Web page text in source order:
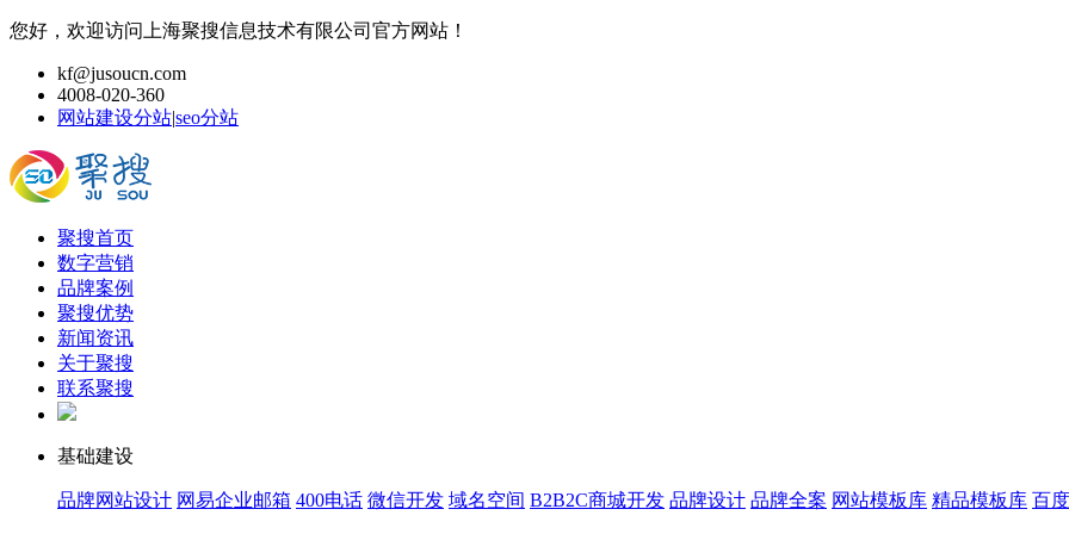
您好，欢迎访问上海聚搜信息技术有限公司官方网站！
kf@jusoucn.com
4008-020-360
网站建设分站|seo分站
聚搜首页
数字营销
品牌案例
聚搜优势
新闻资讯
关于聚搜
联系聚搜
基础建设
品牌网站设计 网易企业邮箱 400电话 微信开发 域名空间 B2B2C商城开发 品牌设计 品牌全案 网站模板库 精品模板库 百